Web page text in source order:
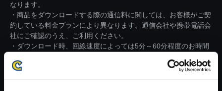
なります。
・商品をダウンロードする際の通信料に関しては、お客様がご契
約している料金プランにより異なります。通信会社や携帯電話会
社にご確認のうえ、ご利用ください。
・ダウンロード時、回線速度によっては5分～60分程度のお時間
※ご購入いただいたファイルのダウンロードの際には、通信環境